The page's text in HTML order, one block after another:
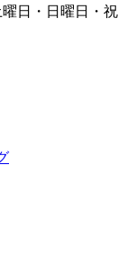
日・日曜日・祝